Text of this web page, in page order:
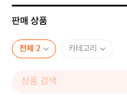
판매 상품
전체 2 카테고리